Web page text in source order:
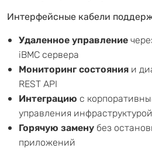
Интерфейсные кабели
Удаленное управление
iBMC сервера
Мониторинг состояния и
REST API
Интеграцию с
управления инфраструктурой
Горячую замену без
приложений